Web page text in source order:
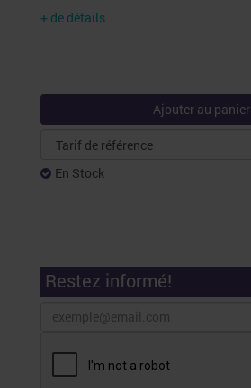
+ de détails
Ajouter au panier
En Stock
Restez informé!